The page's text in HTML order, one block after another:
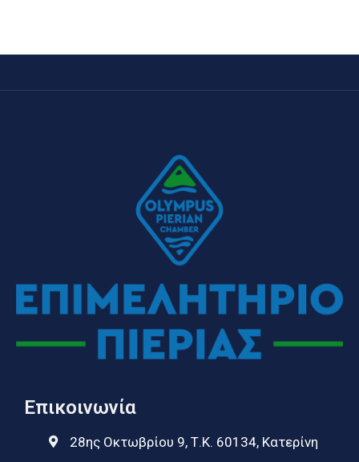
Επικοινωνία
28ης Οκτωβρίου 9, Τ.Κ. 60134, Κατερίνη